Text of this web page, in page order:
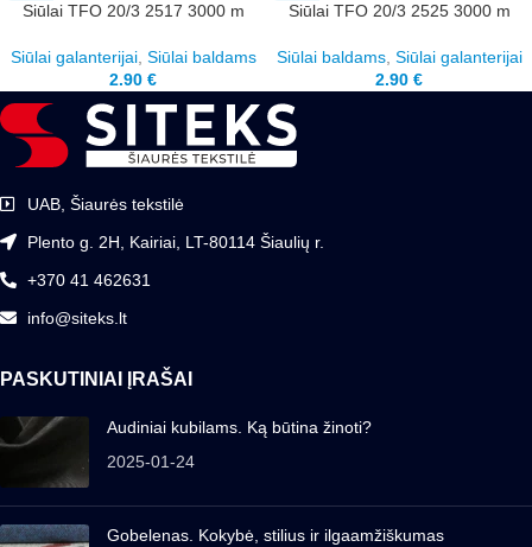
Siūlai TFO 20/3 2517 3000 m
Siūlai galanterijai, Siūlai baldams
2.90 €
Siūlai TFO 20/3 2525 3000 m
Siūlai baldams, Siūlai galanterijai
2.90 €
UAB, Šiaurės tekstilė
Plento g. 2H, Kairiai, LT-80114 Šiaulių r.
+370 41 462631
info@siteks.lt
PASKUTINIAI ĮRAŠAI
Audiniai kubilams. Ką būtina žinoti?
2025-01-24
Gobelenas. Kokybė, stilius ir ilgaamžiškumas